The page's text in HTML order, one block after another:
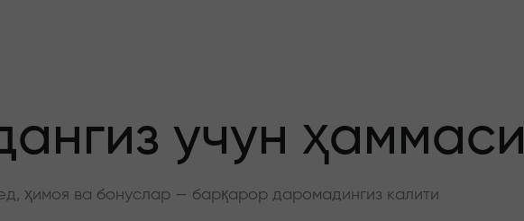
учун ҳаммаси
ҳимоя ва бонуслар — барқарор даромадингиз калити